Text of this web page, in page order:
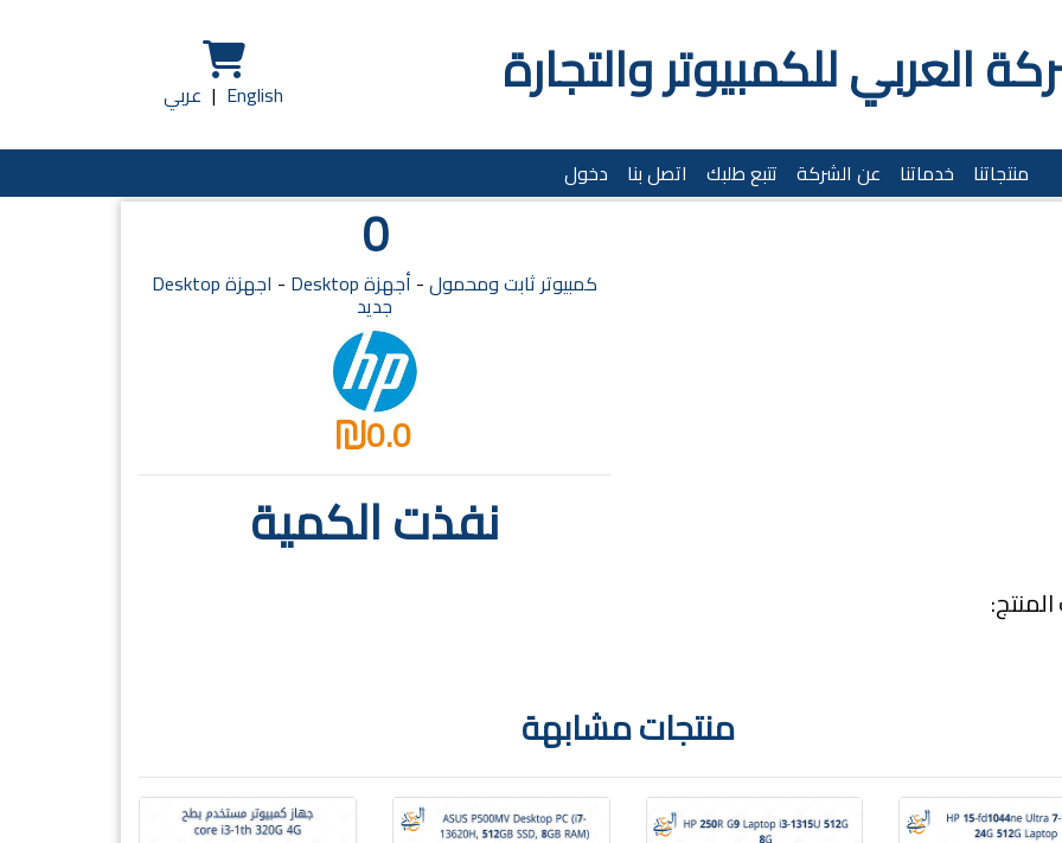
العربي للكمبيوتر والتجارة English
| عربي
منتجاتنا خدماتنا عن الشركة تتبع طلبك اتصل بنا دخول
0
كمبيوتر ثابت ومحمول- أجهزة Desktop - اجهزة Desktop
جديد
0.0
نفذت الكمية
منتجات مشابهة